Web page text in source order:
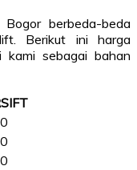
berbeda-beda
Berikut ini harga
sebagai bahan